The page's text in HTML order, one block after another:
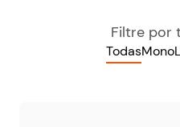
Filtre por
TodasMono